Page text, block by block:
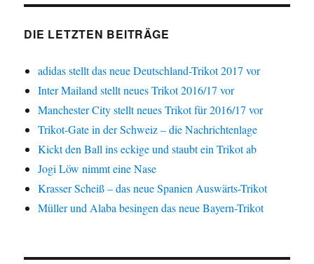
DIE LETZTEN BEITRÄGE
adidas stellt das neue Deutschland-Trikot 2017 vor
Inter Mailand stellt neues Trikot 2016/17 vor
Manchester City stellt neues Trikot für 2016/17 vor
Trikot-Gate in der Schweiz – die Nachrichtenlage
Kickt den Ball ins eckige und staubt ein Trikot ab
Jogi Löw nimmt eine Nase
Krasser Scheiß – das neue Spanien Auswärts-Trikot
Müller und Alaba besingen das neue Bayern-Trikot